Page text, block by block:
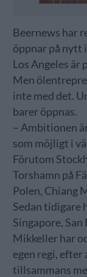
Beernews har
öppnar på nytt
Los Angeles är
Men
inte med det.
barer öppnas.
– Ambitionen
som möjligt i
Förutom
Torshamn på
Polen, Chiang
Sedan tidigare
Singapore, San
Mikkeller har
egen regi,
tillsammans